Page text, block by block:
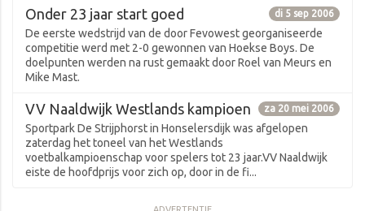
Onder 23 jaar start goed di 5 sep 2006
De eerste wedstrijd van de door Fevowest georganiseerde
competitie werd met 2-0 gewonnen van Hoekse Boys. De
doelpunten werden na rust gemaakt door Roel van Meurs en
Mike Mast.
VV Naaldwijk Westlands kampioen za 20 mei 2006
Sportpark De Strijphorst in Honselersdijk was afgelopen
zaterdag het toneel van het Westlands
voetbalkampioenschap voor spelers tot 23 jaar.VV Naaldwijk
eiste de hoofdprijs voor zich op, door in de fi...